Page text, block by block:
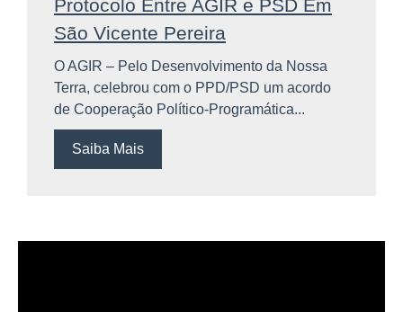
Protocolo Entre AGIR e PSD Em
São Vicente Pereira
O AGIR – Pelo Desenvolvimento da Nossa
Terra, celebrou com o PPD/PSD um acordo
de Cooperação Político-Programática...
Saiba Mais